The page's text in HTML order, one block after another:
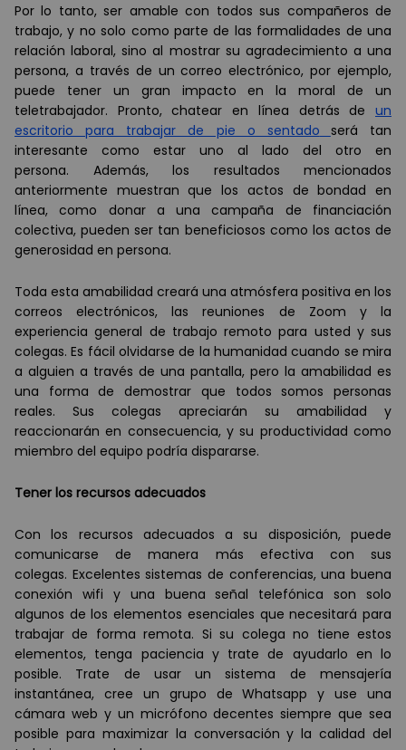
Por lo tanto, ser amable con todos sus compañeros de
trabajo, y no solo como parte de las formalidades de una
relación laboral, sino al mostrar su agradecimiento a una
persona, a través de un correo electrónico, por ejemplo,
puede tener un gran impacto en la moral de un
teletrabajador. Pronto, chatear en línea detrás de un
escritorio para trabajar de pie o sentado
será tan
interesante como estar uno al lado del otro en
persona. Además, los resultados mencionados
anteriormente muestran que los actos de bondad en
línea, como donar a una campaña de financiación
colectiva, pueden ser tan beneficiosos como los actos de
generosidad en persona.
Toda esta amabilidad creará una atmósfera positiva en los
correos electrónicos, las reuniones de Zoom y la
experiencia general de trabajo remoto para usted y sus
colegas. Es fácil olvidarse de la humanidad cuando se mira
a alguien a través de una pantalla, pero la amabilidad es
una forma de demostrar que todos somos personas
reales. Sus colegas apreciarán su amabilidad y
reaccionarán en consecuencia, y su productividad como
miembro del equipo podría dispararse.
Tener los recursos adecuados
Con los recursos adecuados a su disposición, puede
comunicarse de manera más efectiva con sus
colegas. Excelentes sistemas de conferencias, una buena
conexión wifi y una buena señal telefónica son solo
algunos de los elementos esenciales que necesitará para
trabajar de forma remota. Si su colega no tiene estos
elementos, tenga paciencia y trate de ayudarlo en lo
posible. Trate de usar un sistema de mensajería
instantánea, cree un grupo de Whatsapp y use una
cámara web y un micrófono decentes siempre que sea
posible para maximizar la conversación y la calidad del